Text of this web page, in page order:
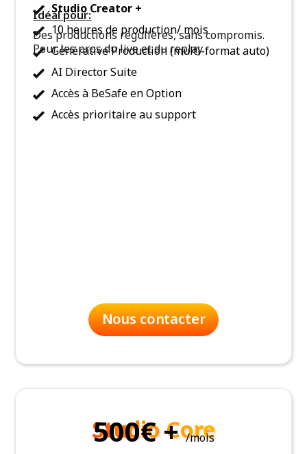
Studio Creator +
10 heures de production/ mois
Générative Production (multi-format auto)
AI Director Suite
Accès à BeSafe en Option
Accès prioritaire au support
Idéal pour:
Des productions régulières, sans compromis.
Pour les pros du live et du replay.
Nous contacter
Studio Core
500€ + /mois